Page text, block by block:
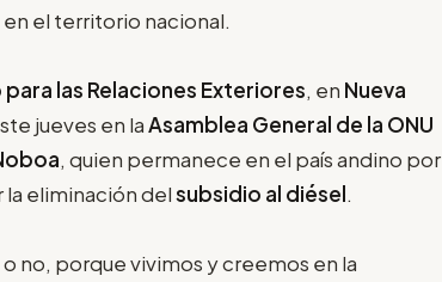
el territorio nacional.
las Relaciones Exteriores, en Nueva
jueves en laAsamblea General de la ONU
, quien permanece en el país andino por
la eliminación delsubsidio al diésel.
no, porque vivimos y creemos en la